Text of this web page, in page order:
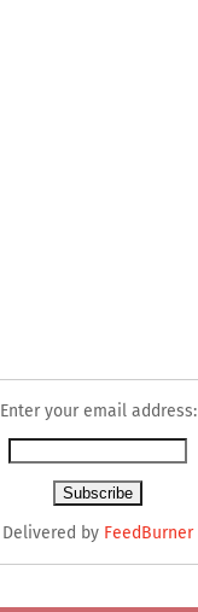
Enter your email address:
Delivered by FeedBurner